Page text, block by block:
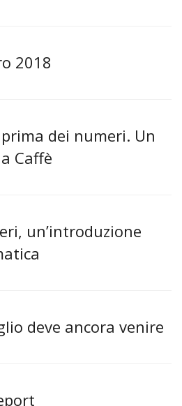
2018
dei numeri. Un
Caffè
un’introduzione
deve ancora venire